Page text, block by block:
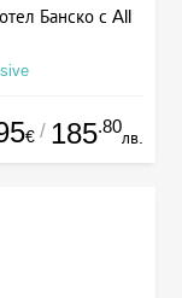
Банско с All
€ / 185.80
лв.